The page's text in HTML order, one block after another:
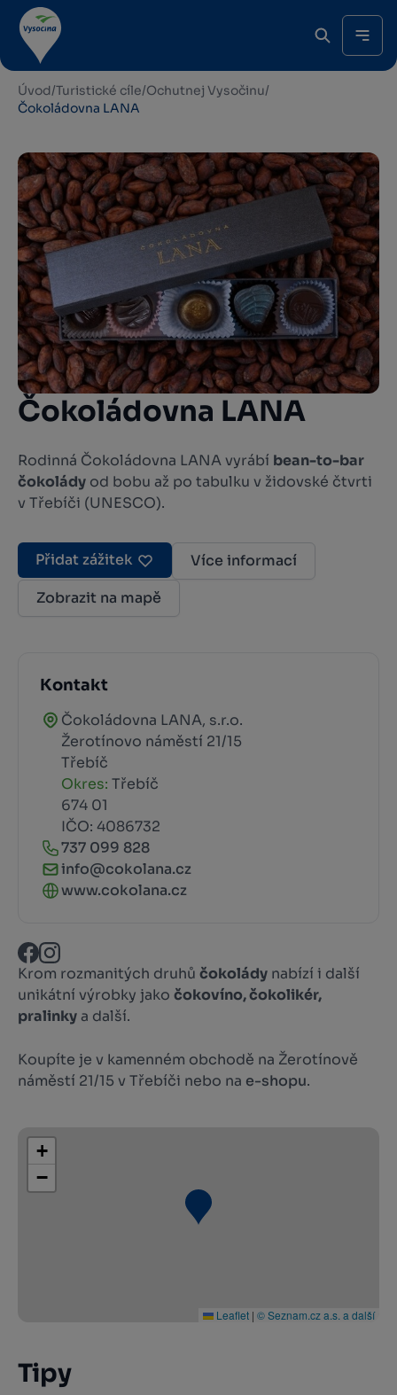
Úvod/Turistické cíle/Ochutnej Vysočinu/
Čokoládovna LANA
Čokoládovna LANA
Rodinná Čokoládovna LANA vyrábí bean-to-bar
čokolády od bobu až po tabulku v židovské čtvrti
v Třebíči (UNESCO).
Přidat zážitek
Více informací
Zobrazit na mapě
Kontakt
Čokoládovna LANA, s.r.o.
Žerotínovo náměstí 21/15
Třebíč
Okres: Třebíč
674 01
IČO: 4086732
737 099 828
info@cokolana.cz
www.cokolana.cz
Krom rozmanitých druhů čokolády nabízí i další
unikátní výrobky jako čokovíno, čokolikér,
pralinky a další.
Koupíte je v kamenném obchodě na Žerotínově
náměstí 21/15 v Třebíči nebo na e-shopu.
+
−
Leaflet | © Seznam.cz a.s. a další
Tipy